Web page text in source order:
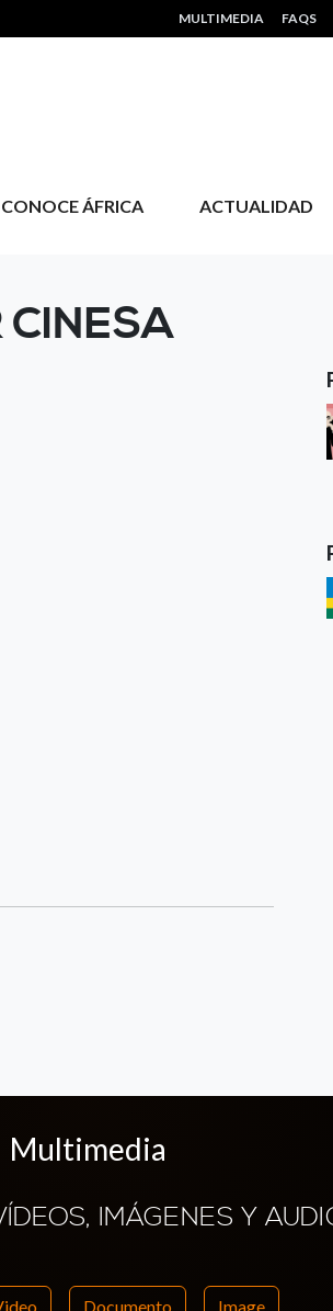
HEADER MENU
MULTIMEDIA FAQS
CONOCE ÁFRICA ACTUALIDAD
CINESA
Multimedia
IMÁGENES Y
Documento Image